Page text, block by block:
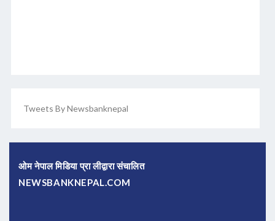
Tweets By Newsbanknepal
ओम नेपाल मिडिया प्रा लीद्वारा संचालित
NEWSBANKNEPAL.COM